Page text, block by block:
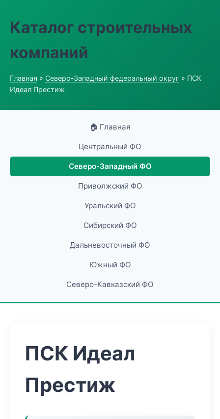
Каталог строительных
компаний
Главная » Северо-Западный федеральный округ » ПСК
Идеал Престиж
🏠 Главная
Центральный ФО
Северо-Западный ФО
Приволжский ФО
Уральский ФО
Сибирский ФО
Дальневосточный ФО
Южный ФО
Северо-Кавказский ФО
ПСК Идеал
Престиж